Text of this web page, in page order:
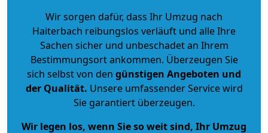
Wir sorgen dafür, dass Ihr Umzug nach
Haiterbach reibungslos verläuft und alle Ihre
Sachen sicher und unbeschadet an Ihrem
Bestimmungsort ankommen. Überzeugen Sie
sich selbst von den günstigen Angeboten und
der Qualität. Unsere umfassender Service wird
Sie garantiert überzeugen.
Wir legen los, wenn Sie so weit sind, Ihr Umzug